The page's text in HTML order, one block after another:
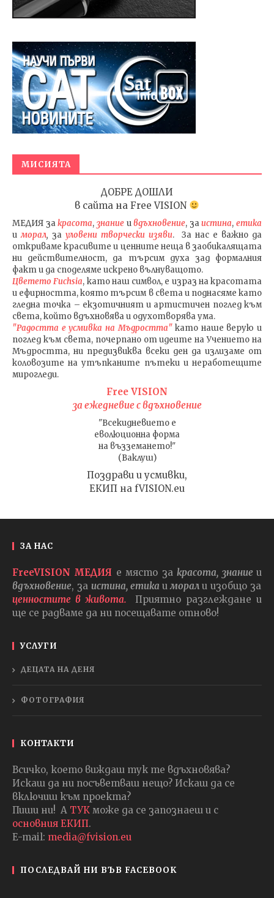
МИСИЯТА
ДОБРЕ ДОШЛИ
в сайта на Free VISION
МЕДИЯ закрасота, знаниеивдъхновение, заистина, етика
иморал, за уловени творчески изяви. За нас е важно да
откриваме красивите и ценните неща в заобикалящата
ни действителност, да търсим духа зад формалния
факт и да споделяме искрено вълнуващото.
Цветето Fuchsia, като наш символ, е израз на красотата
и ефирността, която търсим в света и поднасяме като
гледна точка – екзотичният и артистичен поглед към
света, който вдъхновява и одухотворява ума.
"Радостта е усмивка на Мъдростта"като наше верую и
поглед към света, почерпано от идеите на Учението на
Мъдростта, ни предизвиква всеки ден да излизаме от
коловозите на утъпканите пътеки и неработещите
мирогледи.
Free VISION
за ежедневие с вдъхновение
"Всекидневието е
еволюционна форма
на възземането!"
(Ваклуш)
Поздрави и усмивки,
ЕКИП на fVISION.eu
ЗА НАС
FreeVISION МЕДИЯ е място закрасота, знаниеи
вдъхновение, за истина, етика и морали изобщо за
ценностите в живота.
Приятно разглеждане и
ще се радваме да ни посещавате отново!
УСЛУГИ
ДЕЦАТА НА ДЕНЯ
ФОТОГРАФИЯ
КОНТАКТИ
Всичко, което виждаш тук те вдъхновява?
Искаш да ни посъветваш нещо? Искаш да се
включиш към проекта?
Пиши ни! А ТУК може да се запознаеш и с
основния ЕКИП.
E-mail: media@fvision.eu
ПОСЛЕДВАЙ НИ ВЪВ FACEBOOK